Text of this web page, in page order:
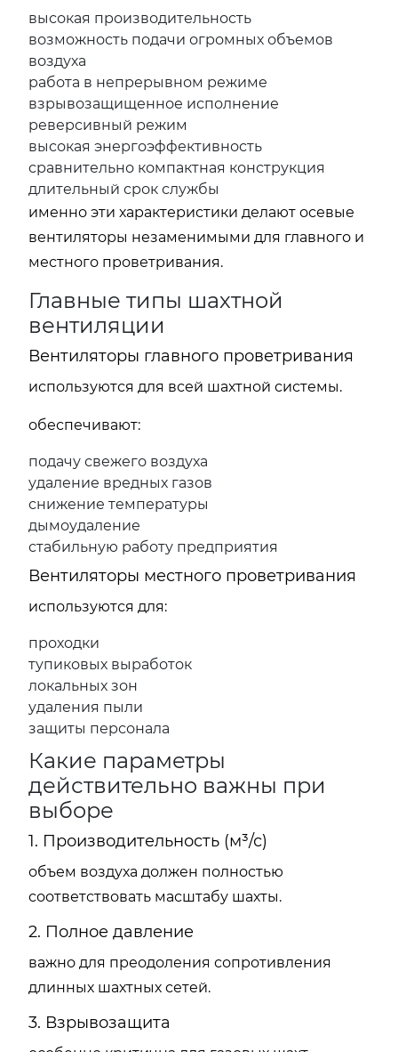
высокая производительность
возможность подачи огромных объемов
воздуха
работа в непрерывном режиме
взрывозащищенное исполнение
реверсивный режим
высокая энергоэффективность
сравнительно компактная конструкция
длительный срок службы
именно эти характеристики делают осевые
вентиляторы незаменимыми для главного и
местного проветривания.
Главные типы шахтной
вентиляции
Вентиляторы главного проветривания
используются для всей шахтной системы.
обеспечивают:
подачу свежего воздуха
удаление вредных газов
снижение температуры
дымоудаление
стабильную работу предприятия
Вентиляторы местного проветривания
используются для:
проходки
тупиковых выработок
локальных зон
удаления пыли
защиты персонала
Какие параметры
действительно важны при
выборе
1. Производительность (м³/с)
объем воздуха должен полностью
соответствовать масштабу шахты.
2. Полное давление
важно для преодоления сопротивления
длинных шахтных сетей.
3. Взрывозащита